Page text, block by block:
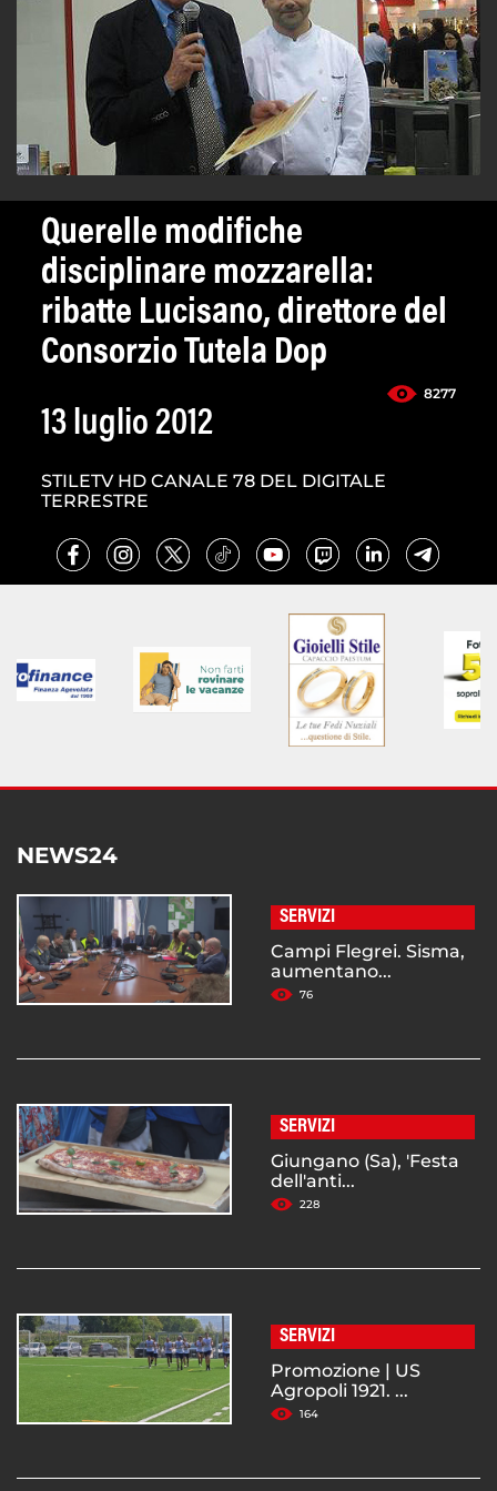
Querelle modifiche
disciplinare mozzarella:
ribatte Lucisano, direttore del
Consorzio Tutela Dop
8277
13 luglio 2012
STILETV HD CANALE 78 DEL DIGITALE
TERRESTRE
NEWS24
SERVIZI
Campi Flegrei. Sisma,
aumentano...
76
SERVIZI
Giungano (Sa), 'Festa
dell'anti...
228
SERVIZI
Promozione | US
Agropoli 1921. ...
164